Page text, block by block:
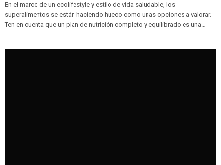
En el marco de un ecolifestyle y estilo de vida saludable, los
superalimentos se están haciendo hueco como unas opciones a valorar.
Ten en cuenta que un plan de nutrición completo y equilibrado es una…